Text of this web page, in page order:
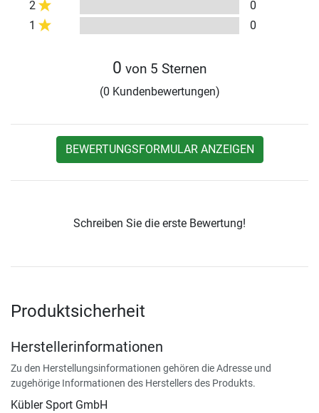
2
0
1
0
0 von 5 Sternen
(0 Kundenbewertungen)
BEWERTUNGSFORMULAR ANZEIGEN
Schreiben Sie die erste Bewertung!
Produktsicherheit
Herstellerinformationen
Zu den Herstellungsinformationen gehören die Adresse und
zugehörige Informationen des Herstellers des Produkts.
Kübler Sport GmbH